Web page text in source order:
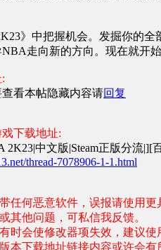
》中把握机会。发掘你的
走向新的方向。现在就开
看本帖隐藏内容请回复
下载地址:
2K23|中文版|Steam正版分流|][
thread-7078906-1-1.html
任何恶意软件，误报请使用更
其他问题，可私信我反馈。
时会使修改器项失效，建议使
本下载地址链接内容或许会有